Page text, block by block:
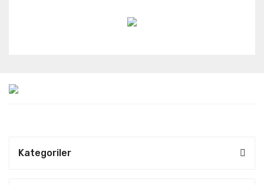
Kategoriler